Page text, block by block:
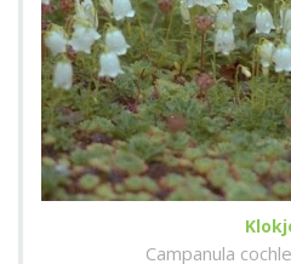
Campanula